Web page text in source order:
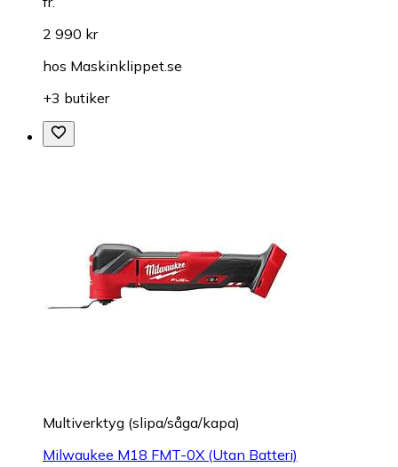
2 990 kr
hos Maskinklippet.se
+3 butiker
Multiverktyg (slipa/såga/kapa)
Milwaukee M18 FMT-0X (Utan Batteri)